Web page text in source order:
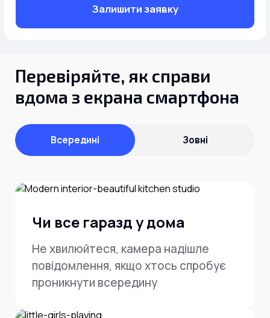
Інтернет+ТБ
Домофонія
Контакти
Інше
Для дому
Для бізнесу
Магазин
Загальні запитання:
support@simnet.kiev.ua
03134, м. Київ, вул. Симиренко, 36,
корпус А, 3 поверх
Залишити заявку
Перевіряйте, як справи
вдома з екрана смартфона
Всередині Зовні
Чи все гаразд у дома
Не хвилюйтеся, камера надішле
повідомлення, якщо хтось спробує
проникнути всередину